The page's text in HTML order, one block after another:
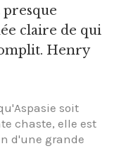
claire de qui
Henry
soit
chaste, elle est
d'une grande